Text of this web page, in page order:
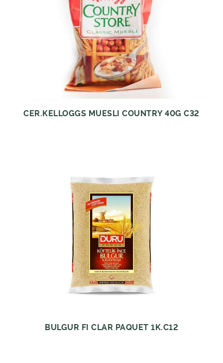
CER.KELLOGGS MUESLI COUNTRY 40G C32
BULGUR FI CLAR PAQUET 1K.C12